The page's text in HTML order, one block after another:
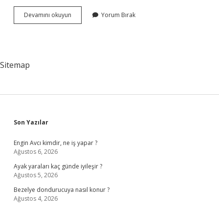
Devamını okuyun
Activity
Yorum Bırak
Sitemap
Sidebar
Son Yazılar
Engin Avcı kimdir, ne iş yapar ?
Ağustos 6, 2026
Ayak yaraları kaç günde iyileşir ?
Ağustos 5, 2026
Bezelye dondurucuya nasıl konur ?
Ağustos 4, 2026